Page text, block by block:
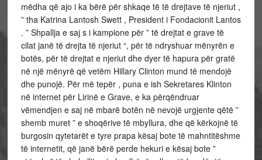
mëdha që ajo i ka bërë për shkaqe të të drejtave të njeriut ,
” tha Katrina Lantosh Swett , President i Fondacionit Lantos
. ” Shpallja e saj s i kampione për ” të drejtat e grave të
cilat janë të drejta të njeriut “, për të ndryshuar mënyrën e
botës, për të drejtat e njeriut dhe dyer të hapura për gratë
në një mënyrë që vetëm Hillary Clinton mund të mendojë
dhe punojë. Për më tepër , puna e ish Sekretares Klinton
në internet për Lirinë e Grave, e ka përqëndruar
vëmendjen e saj në mbarë botën në nevojë urgjente qëtë ”
shemb muret ” e shoqërive të mbyllura, dhe që kërkojnë të
burgosin qytetarët e tyre prapa kësaj bote të mahntitëshme
të internetit, që janë bërë perde hekuri e kësaj bote ”